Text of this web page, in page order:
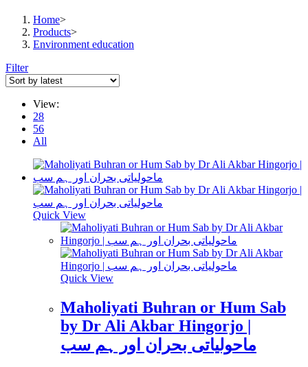
Home>
Products>
Environment education
Filter
View:
28
56
All
Quick View
Quick View
Maholiyati Buhran or Hum Sab
by Dr Ali Akbar Hingorjo |
ماحولیاتی بحران اور ہم سب